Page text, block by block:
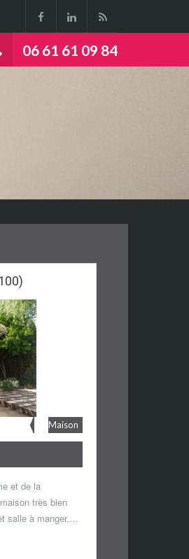
06 61 61 09 84
Maison
et de la
très bien
salle à manger,…